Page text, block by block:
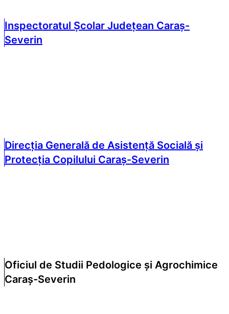
Inspectoratul Școlar Județean Caraș-
Severin
Direcția Generală de Asistență Socială și
Protecția Copilului Caraș-Severin
Oficiul de Studii Pedologice și Agrochimice
Caraș-Severin